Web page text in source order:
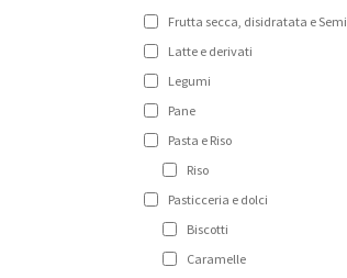
Frutta secca, disidratata e Semi
Latte e derivati
Legumi
Pane
Pasta e Riso
Riso
Pasticceria e dolci
Biscotti
Caramelle